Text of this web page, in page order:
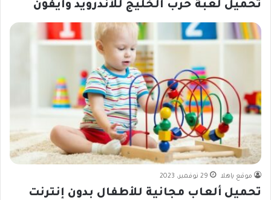
تحميل لعبة حرب الخليج للأندرويد وايفون
موقع ياهلا 29 نوفمبر، 2023
تحميل ألعاب مجانية للأطفال بدون إنترنت